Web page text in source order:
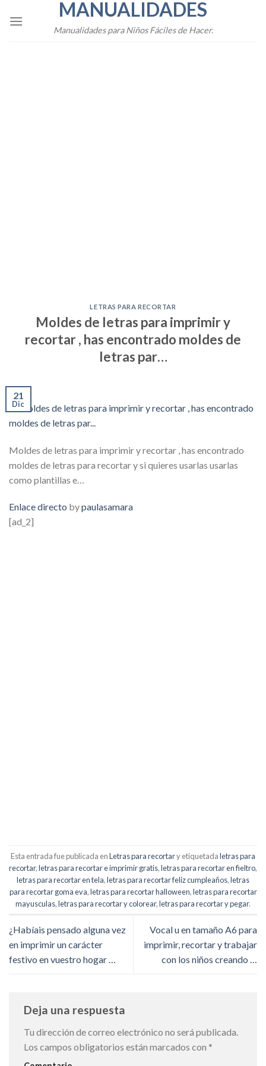
MANUALIDADES
Manualidades para Niños Fáciles de Hacer.
LETRAS PARA RECORTAR
Moldes de letras para imprimir y
recortar , has encontrado moldes de
letras par…
21
Dic
Moldes de letras para imprimir y recortar , has encontrado
moldes de letras para recortar y si quieres usarlas usarlas
como plantillas e…
Enlace directo bypaulasamara
[ad_2]
Esta entrada fue publicada enLetras para recortary etiquetadaletras para
recortar,letras para recortar e imprimir gratis,letras para recortar en fieltro,
letras para recortar en tela,letras para recortar feliz cumpleaños,letras
para recortar goma eva,letras para recortar halloween,letras para recortar
mayusculas,letras para recortar y colorear,letras para recortar y pegar.
¿Habíais pensado alguna vez
en imprimir un carácter
festivo en vuestro hogar …
Vocal u en tamaño A6 para
imprimir, recortar y trabajar
con los niños creando …
Deja una respuesta
Tu dirección de correo electrónico no será publicada.
Los campos obligatorios están marcados con *